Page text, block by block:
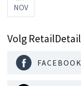
NOV
Volg RetailDetail
FACEBOOK